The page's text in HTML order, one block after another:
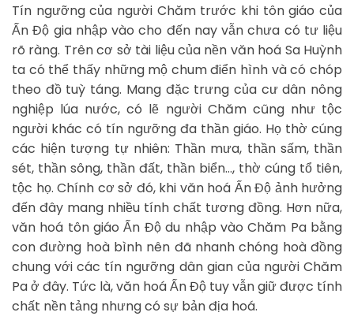
Tín ngưỡng của người Chăm trước khi tôn giáo của
Ấn Độ gia nhập vào cho đến nay vẫn chưa có tư liệu
rõ ràng. Trên cơ sở tài liệu của nền văn hoá Sa Huỳnh
ta có thể thấy những mộ chum điển hình và có chóp
theo đồ tuỳ táng. Mang đặc trưng của cư dân nông
nghiệp lúa nước, có lẽ người Chăm cũng như tộc
người khác có tín ngưỡng đa thần giáo. Họ thờ cúng
các hiện tượng tự nhiên: Thần mưa, thần sấm, thần
sét, thần sông, thần đất, thần biển…, thờ cúng tổ tiên,
tộc họ. Chính cơ sở đó, khi văn hoá Ấn Độ ảnh hưởng
đến đây mang nhiều tính chất tương đồng. Hơn nữa,
văn hoá tôn giáo Ấn Độ du nhập vào Chăm Pa bằng
con đường hoà bình nên đã nhanh chóng hoà đồng
chung với các tín ngưỡng dân gian của người Chăm
Pa ở đây. Tức là, văn hoá Ấn Độ tuy vẫn giữ được tính
chất nền tảng nhưng có sự bản địa hoá.